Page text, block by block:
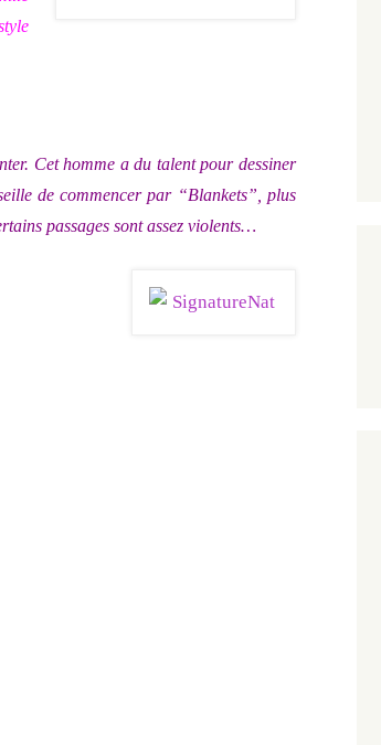
Cet homme a du talent pour dessiner
de commencer par “Blankets”, plus
passages sont assez violents…